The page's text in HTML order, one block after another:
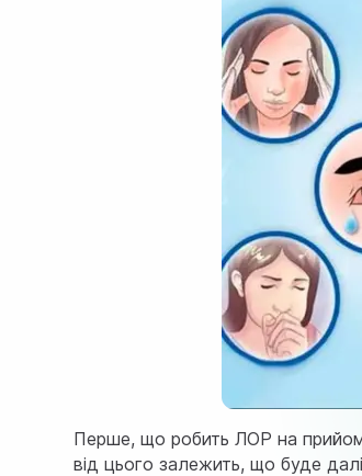
Перше, що робить ЛОР на
від цього залежить, що буде